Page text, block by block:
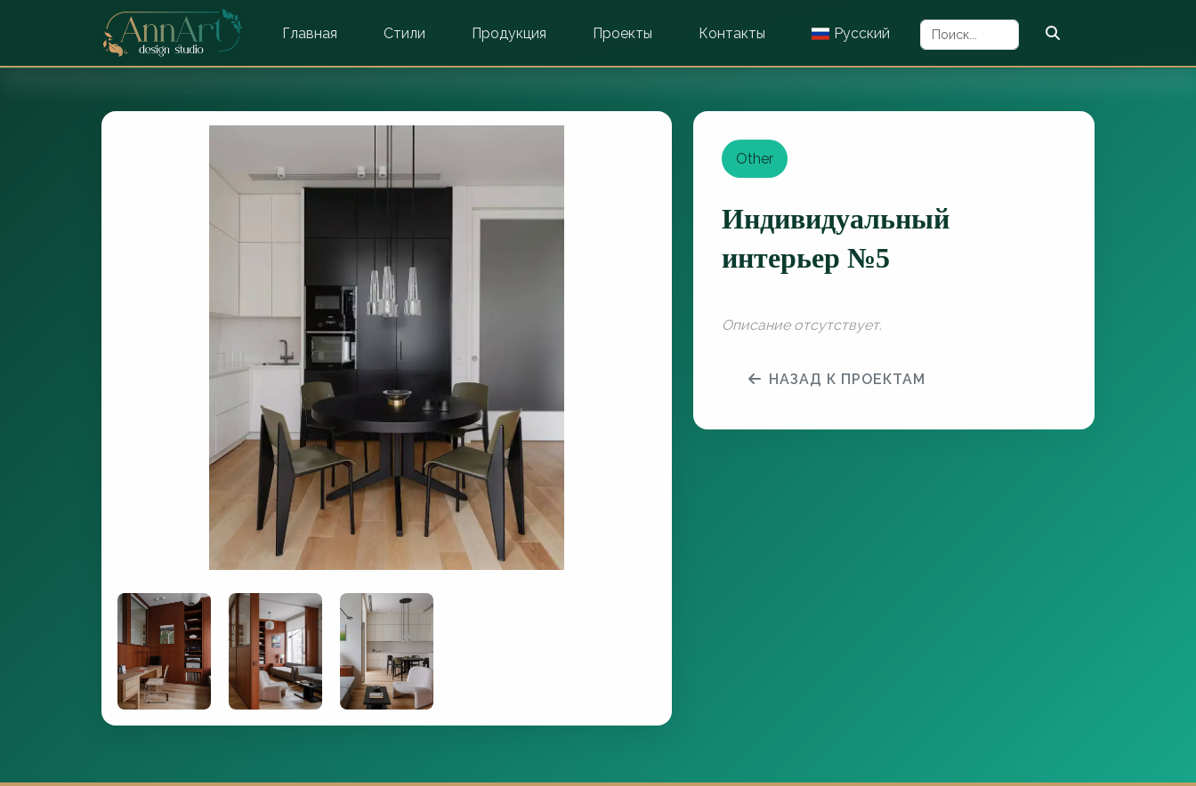
Главная Стили Продукция Проекты Контакты Русский
Other
Индивидуальный
интерьер №5
Описание отсутствует.
НАЗАД К ПРОЕКТАМ